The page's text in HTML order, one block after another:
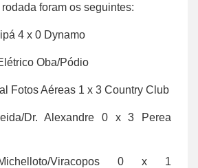
foram os seguintes:
4 x 0 Dynamo
Oba/Pódio
Fotos Aéreas 1 x 3 Country Club
Dr. Alexandre 0 x 3 Perea
Viracopos 0 x 1